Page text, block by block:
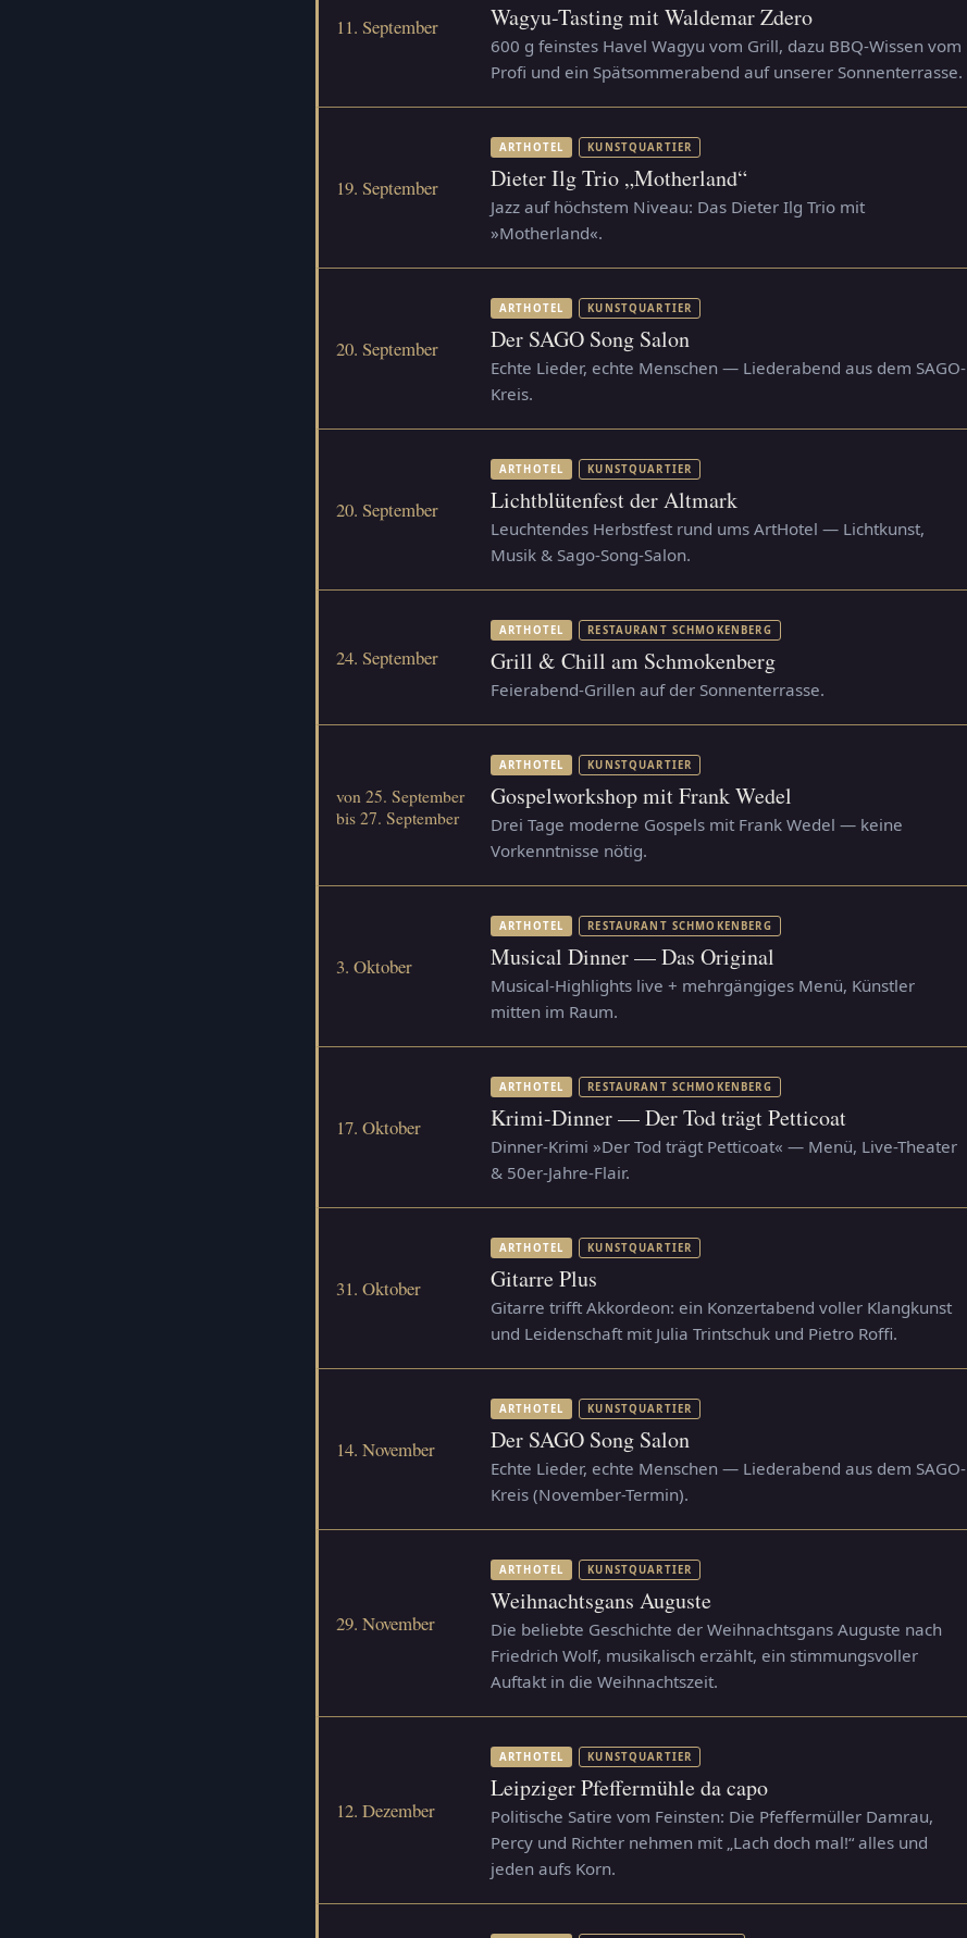
11. September Wagyu-Tasting mit Waldemar Zdero
600 g feinstes Havel Wagyu vom Grill, dazu BBQ-Wissen vom
Profi und ein Spätsommerabend auf unserer Sonnenterrasse.
19. September
ARTHOTEL KUNSTQUARTIER
Dieter Ilg Trio „Motherland“
Jazz auf höchstem Niveau: Das Dieter Ilg Trio mit
»Motherland«.
20. September
ARTHOTEL KUNSTQUARTIER
Der SAGO Song Salon
Echte Lieder, echte Menschen — Liederabend aus dem SAGO-
Kreis.
20. September
ARTHOTEL KUNSTQUARTIER
Lichtblütenfest der Altmark
Leuchtendes Herbstfest rund ums ArtHotel — Lichtkunst,
Musik & Sago-Song-Salon.
24. September
ARTHOTEL RESTAURANT SCHMOKENBERG
Grill & Chill am Schmokenberg
Feierabend-Grillen auf der Sonnenterrasse.
von 25. September
bis 27. September
ARTHOTEL KUNSTQUARTIER
Gospelworkshop mit Frank Wedel
Drei Tage moderne Gospels mit Frank Wedel — keine
Vorkenntnisse nötig.
3. Oktober
ARTHOTEL RESTAURANT SCHMOKENBERG
Musical Dinner — Das Original
Musical-Highlights live + mehrgängiges Menü, Künstler
mitten im Raum.
17. Oktober
ARTHOTEL RESTAURANT SCHMOKENBERG
Krimi-Dinner — Der Tod trägt Petticoat
Dinner-Krimi »Der Tod trägt Petticoat« — Menü, Live-Theater
& 50er-Jahre-Flair.
31. Oktober
ARTHOTEL KUNSTQUARTIER
Gitarre Plus
Gitarre trifft Akkordeon: ein Konzertabend voller Klangkunst
und Leidenschaft mit Julia Trintschuk und Pietro Roffi.
14. November
ARTHOTEL KUNSTQUARTIER
Der SAGO Song Salon
Echte Lieder, echte Menschen — Liederabend aus dem SAGO-
Kreis (November-Termin).
29. November
ARTHOTEL KUNSTQUARTIER
Weihnachtsgans Auguste
Die beliebte Geschichte der Weihnachtsgans Auguste nach
Friedrich Wolf, musikalisch erzählt, ein stimmungsvoller
Auftakt in die Weihnachtszeit.
12. Dezember
ARTHOTEL KUNSTQUARTIER
Leipziger Pfeffermühle da capo
Politische Satire vom Feinsten: Die Pfeffermüller Damrau,
Percy und Richter nehmen mit „Lach doch mal!“ alles und
jeden aufs Korn.